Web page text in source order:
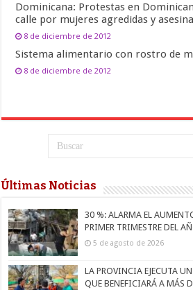
Dominicana: Protestas en
calle por mujeres agredidas y
8 de diciembre de 2012
Sistema alimentario con rostro de
8 de diciembre de 2012
Últimas Noticias
30 %: ALARMA EL
PRIMER TRIMESTRE DEL
5 de agosto de 2026
LA PROVINCIA EJECUTA
QUE BENEFICIARÁ A MÁS